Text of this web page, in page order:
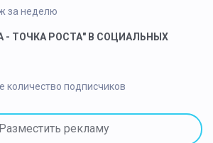
за неделю
- ТОЧКА РОСТА" В СОЦИАЛЬНЫХ
количество подписчиков
Разместить рекламу